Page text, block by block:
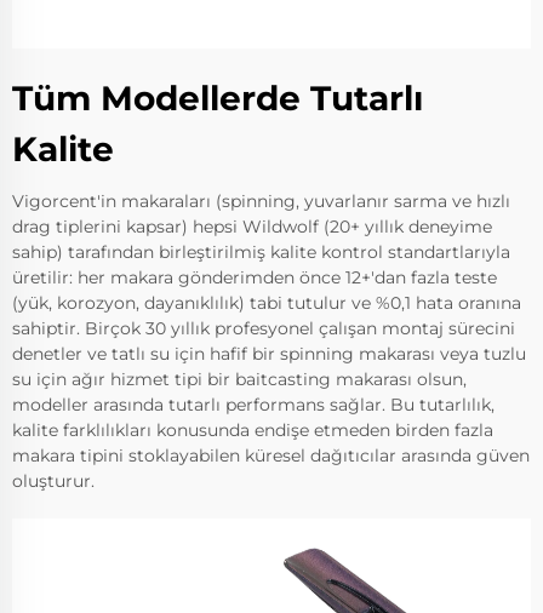
Tüm Modellerde Tutarlı
Kalite
Vigorcent'in makaraları (spinning, yuvarlanır sarma ve hızlı
drag tiplerini kapsar) hepsi Wildwolf (20+ yıllık deneyime
sahip) tarafından birleştirilmiş kalite kontrol standartlarıyla
üretilir: her makara gönderimden önce 12+'dan fazla teste
(yük, korozyon, dayanıklılık) tabi tutulur ve %0,1 hata oranına
sahiptir. Birçok 30 yıllık profesyonel çalışan montaj sürecini
denetler ve tatlı su için hafif bir spinning makarası veya tuzlu
su için ağır hizmet tipi bir baitcasting makarası olsun,
modeller arasında tutarlı performans sağlar. Bu tutarlılık,
kalite farklılıkları konusunda endişe etmeden birden fazla
makara tipini stoklayabilen küresel dağıtıcılar arasında güven
oluşturur.